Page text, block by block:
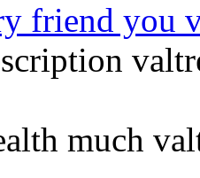
friend you
much